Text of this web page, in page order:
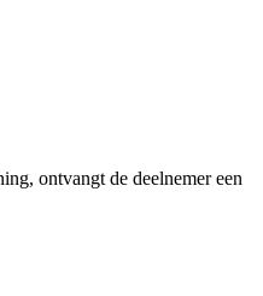
ontvangt de deelnemer een